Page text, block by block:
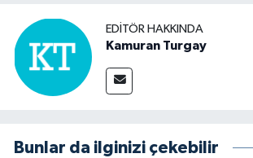
EDITÖR HAKKINDA
Kamuran Turgay
Bunlar da ilginizi çekebilir